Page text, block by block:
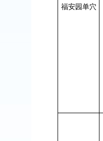
福安园单穴